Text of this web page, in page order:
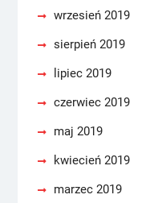
wrzesień 2019
sierpień 2019
lipiec 2019
czerwiec 2019
maj 2019
kwiecień 2019
marzec 2019